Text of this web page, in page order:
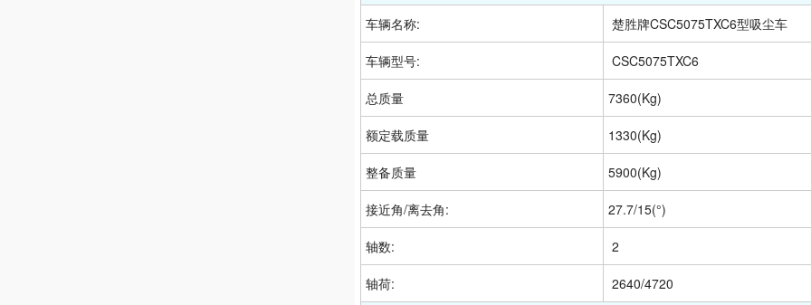
车辆名称: 楚胜牌CSC5075TXC6型吸尘车
车辆型号: CSC5075TXC6
总质量 7360(Kg)
额定载质量 1330(Kg)
整备质量 5900(Kg)
接近角/离去角: 27.7/15(°)
轴数: 2
轴荷: 2640/4720